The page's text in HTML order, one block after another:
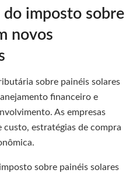
imposto sobre
novos
sobre painéis solares
financeiro e
As empresas
custo, estratégias de compra
sobre painéis solares